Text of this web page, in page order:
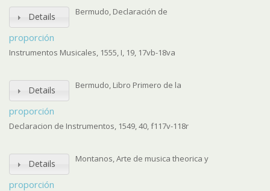
Details
proporción
Bermudo, Declaración de
Instrumentos Musicales, 1555, I, 19, 17vb-18va
Details
proporción
Bermudo, Libro Primero de la
Declaracion de Instrumentos, 1549, 40, f117v-118r
Details
proporción
Montanos, Arte de musica theorica y